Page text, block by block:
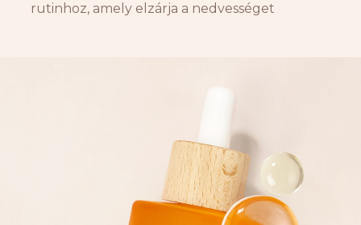
rutinhoz, amely elzárja a nedvességet